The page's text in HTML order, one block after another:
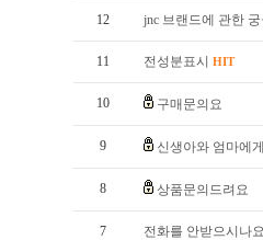
12 jnc 브랜드에 관한
11 전성분표시 HIT
10 구매문의요
9 신생아와 엄마에
8 상품문의드려요
7 전화를 안받으시나